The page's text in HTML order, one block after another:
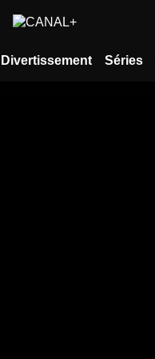
Divertissement Séries